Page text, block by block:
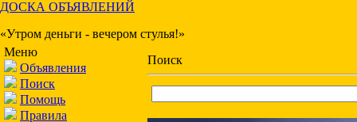
ДОСКА ОБЪЯВЛЕНИЙ
«Утром деньги - вечером стулья!»
Меню
Объявления
Поиск
Помощь
Правила
Поиск